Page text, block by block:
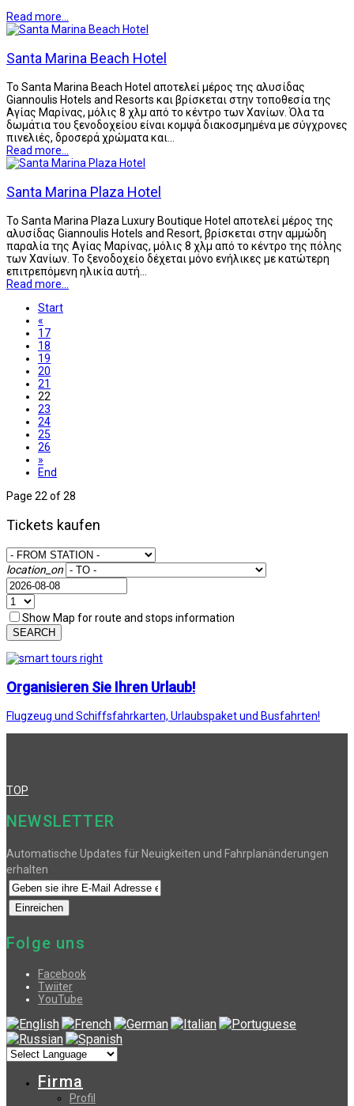
Read more...
Santa Marina Beach Hotel
Το Santa Marina Beach Hotel αποτελεί μέρος της αλυσίδας
Giannoulis Hotels and Resorts και βρίσκεται στην τοποθεσία της
Αγίας Μαρίνας, μόλις 8 χλμ από το κέντρο των Χανίων. Όλα τα
δωμάτια του ξενοδοχείου είναι κομψά διακοσμημένα με σύγχρονες
πινελιές, δροσερά χρώματα και…
Read more...
Santa Marina Plaza Hotel
Το Santa Marina Plaza Luxury Boutique Hotel αποτελεί μέρος της
αλυσίδας Giannoulis Hotels and Resort, βρίσκεται στην αμμώδη
παραλία της Αγίας Μαρίνας, μόλις 8 χλμ από το κέντρο της πόλης
των Χανίων. Το ξενοδοχείο δέχεται μόνο ενήλικες με κατώτερη
επιτρεπόμενη ηλικία αυτή…
Read more...
Start
«
17
18
19
20
21
22
23
24
25
26
»
End
Page 22 of 28
Tickets kaufen
location_on
Show Map for route and stops information
SEARCH
Organisieren Sie Ihren Urlaub!
Flugzeug und Schiffsfahrkarten, Urlaubspaket und Busfahrten!
TOP
NEWSLETTER
Automatische Updates für Neuigkeiten und Fahrplanänderungen
erhalten
Folge uns
Facebook
Twiiter
YouTube
Firma
Profil